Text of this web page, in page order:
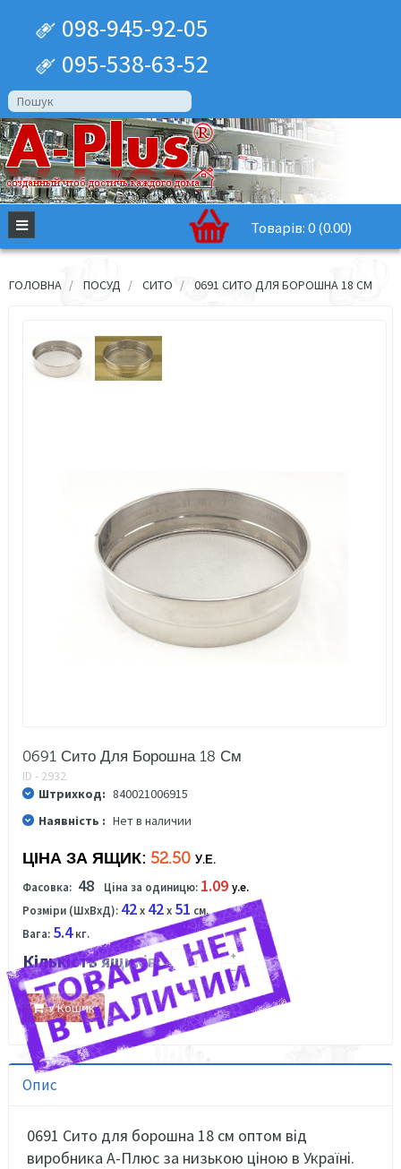
098-945-92-05
095-538-63-52
Товарів: 0 (0.00)
ГОЛОВНА ПОСУД СИТО 0691 СИТО ДЛЯ БОРОШНА 18 СМ
0691 Сито Для Борошна 18 См
ID - 2932
Штрихкод: 840021006915
Наявність : Нет в наличии
ЦІНА ЗА ЯЩИК: 52.50 У.Е.
Фасовка: 48 Ціна за одиницю: 1.09 у.е.
Розміри (ШхВхД): 42x 42x 51 см.
Вага: 5.4кг.
Кількість ящиків:
У Кошик
Опис
0691 Сито для борошна 18 см оптом від
виробника А-Плюс за низькою ціною в Україні.